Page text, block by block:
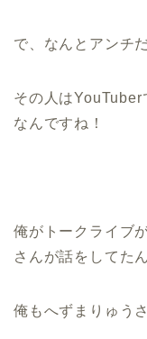
で、なんとアンチ
その人は
なんですね！
俺がトークライブ
さんが話をしてた
俺もへずまりゅう